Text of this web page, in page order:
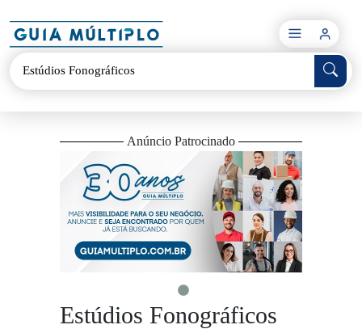
×
Anúncio Patrocinado
Estúdios Fonográficos